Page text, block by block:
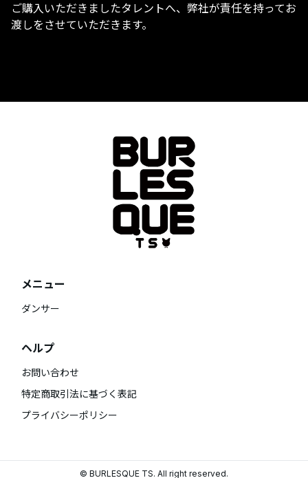
ご購入いただきましたタレントへ、弊社が責任を持ってお
渡しをさせていただきます。
メニュー
ダンサー
ヘルプ
お問い合わせ
特定商取引法に基づく表記
プライバシーポリシー
© BURLESQUE TS. All right reserved.